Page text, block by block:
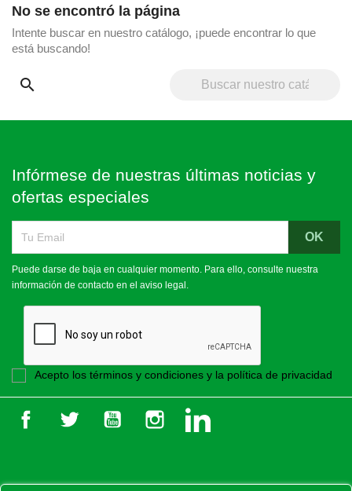
No se encontró la página
Intente buscar en nuestro catálogo, ¡puede encontrar lo que
está buscando!
search
Infórmese de nuestras últimas noticias y
ofertas especiales
Puede darse de baja en cualquier momento. Para ello, consulte nuestra
información de contacto en el aviso legal.
Acepto los términos y condiciones y la política de privacidad
FacebookTwitter YouTube Instagram